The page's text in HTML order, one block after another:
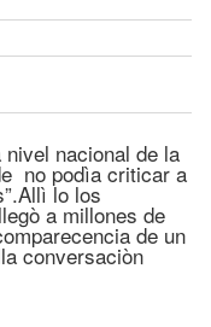
nacional de la
no podìa criticar a
lo los
a millones de
de un
conversaciòn